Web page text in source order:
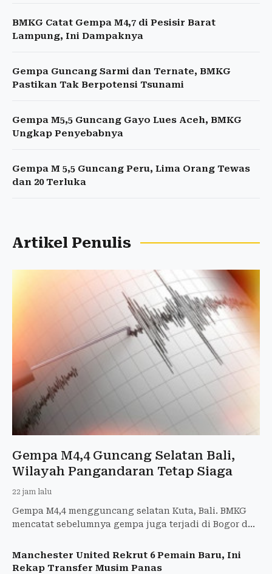
BMKG Catat Gempa M4,7 di Pesisir Barat
Lampung, Ini Dampaknya
Gempa Guncang Sarmi dan Ternate, BMKG
Pastikan Tak Berpotensi Tsunami
Gempa M5,5 Guncang Gayo Lues Aceh, BMKG
Ungkap Penyebabnya
Gempa M 5,5 Guncang Peru, Lima Orang Tewas
dan 20 Terluka
Artikel Penulis
Gempa M4,4 Guncang Selatan Bali,
Wilayah Pangandaran Tetap Siaga
22 jam lalu
Gempa M4,4 mengguncang selatan Kuta, Bali. BMKG
mencatat sebelumnya gempa juga terjadi di Bogor dan
Manchester United Rekrut 6 Pemain Baru, Ini
Rekap Transfer Musim Panas